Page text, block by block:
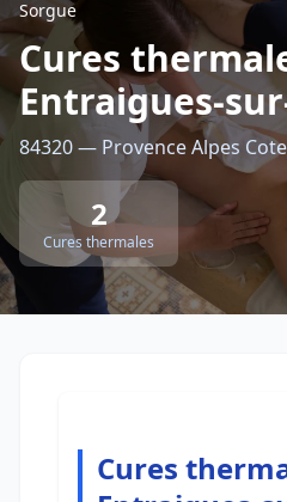
Sorgue
Cures
Entraigues-
84320 — Provence Alpes
2
Cures thermales
Cures